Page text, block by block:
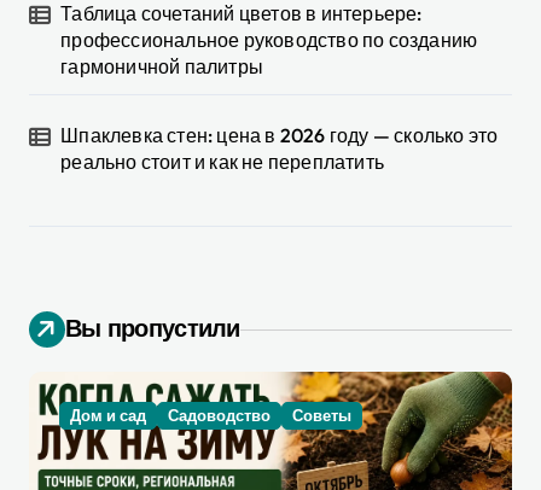
Таблица сочетаний цветов в интерьере:
профессиональное руководство по созданию
гармоничной палитры
Шпаклевка стен: цена в 2026 году — сколько это
реально стоит и как не переплатить
Вы пропустили
Дом и сад Садоводство Советы